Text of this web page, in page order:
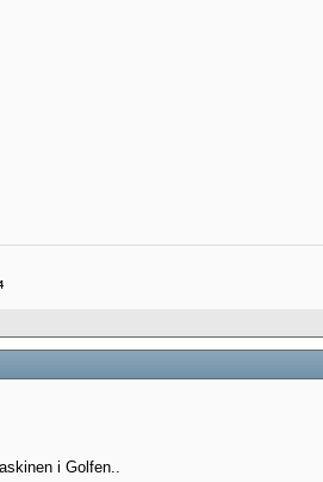
i Golfen..